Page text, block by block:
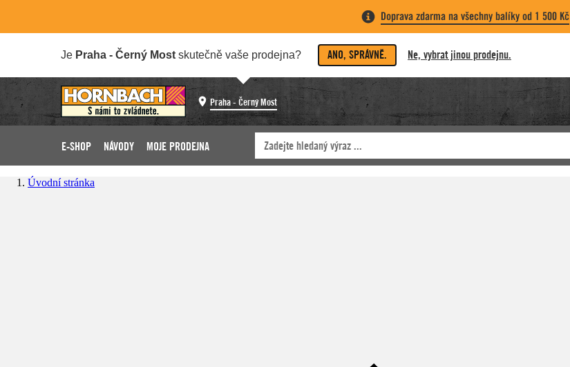
Doprava zdarma na všechny balíky od 1 500 Kč
Je Praha - Černý Most skutečně vaše prodejna? ANO, SPRÁVNĚ. Ne, vybrat jinou prodejnu.
Praha - Černý Most
E-SHOP NÁVODY MOJE PRODEJNA
Úvodní stránka